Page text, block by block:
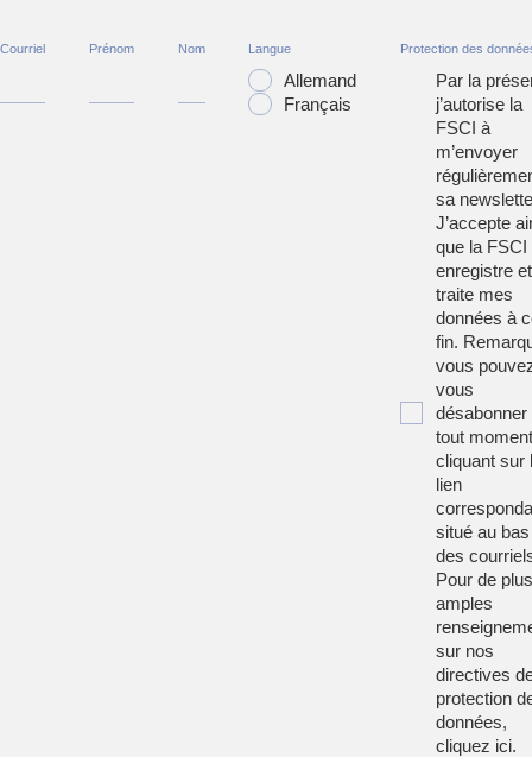
Courriel Prénom Nom Langue
Allemand
Français
Protection des
Par la
j’autorise la
FSCI à
m’envoyer
sa
J’accepte
que la FSCI
enregistre et
traite mes
données à
fin.
vous
vous
désabonner
tout
cliquant sur
lien
situé au bas
des
Pour de plus
amples
sur nos
directives
protection
données,
cliquez ici.